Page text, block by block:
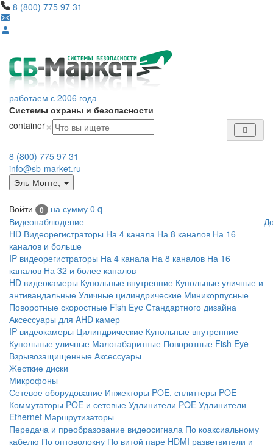
8 (800) 775 97 31
работаем с 2006 года
Системы охраны и безопасности
container×
8 (800) 775 97 31
info@sb-market.ru
Эль-Монте,
Войти 0 на сумму 0 q
Видеонаблюдение
HD Видеорегистраторы На 4 канала На 8 каналов На 16
каналов и больше
IP видеорегистраторы На 4 канала На 8 каналов На 16
каналов На 32 и более каналов
HD видеокамеры Купольные внутренние Купольные уличные и
антивандальные Уличные цилиндрические Миникорпусные
Поворотные скоростные Fish Eye Стандартного дизайна
Аксессуары для AHD камер
IP видеокамеры Цилиндрические Купольные внутренние
Купольные уличные Малогабаритные Поворотные Fish Eye
Взрывозащищенные Аксессуары
Жесткие диски
Микрофоны
Сетевое оборудование Инжекторы POE, сплиттеры POE
Коммутаторы POE и сетевые Удлинители POE Удлинители
Ethernet Маршрутизаторы
Передача и преобразование видеосигнала По коаксиальному
кабелю По оптоволокну По витой паре HDMI разветвители и